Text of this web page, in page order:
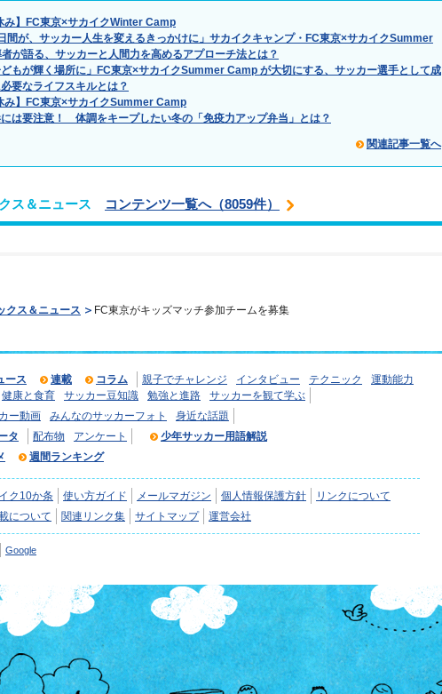
み】FC東京×サカイクWinter Camp
間が、サッカー人生を変えるきっかけに」サカイクキャンプ・FC東京×サカイクSummer
が語る、サッカーと人間力を高めるアプローチ法とは？
どもが輝く場所に」FC東京×サカイクSummer Camp が大切にする、サッカー選手として成
要なライフスキルとは？
み】FC東京×サカイクSummer Camp
は要注意！ 体調をキープしたい冬の「免疫力アップ弁当」とは？
関連記事一覧へ
ス＆ニュース コンテンツ一覧へ（8059件）
クス＆ニュース FC東京がキッズマッチ参加チームを募集
ース 連載 コラム 親子でチャレンジ インタビュー テクニック
運動能力
健康と食育 サッカー豆知識 勉強と進路
サッカーを観て学ぶ
ー動画 みんなのサッカーフォト
身近な話題
タ 配布物 アンケート
少年サッカー用語解説
週間ランキング
ク10か条 使い方ガイド メールマガジン 個人情報保護方針
リンクについて
について 関連リンク集 サイトマップ 運営会社
Google